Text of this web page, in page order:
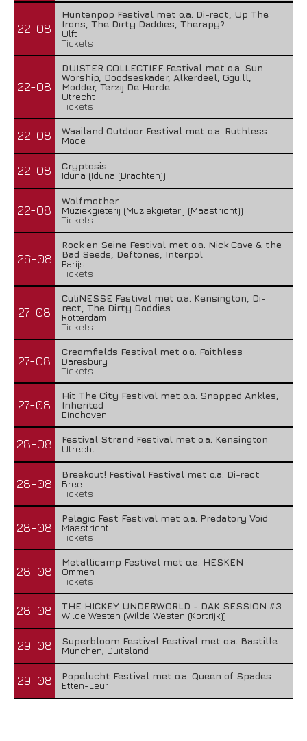
22-08
Huntenpop Festival met o.a. Di-rect, Up The
Irons, The Dirty Daddies, Therapy?
Ulft
Tickets
22-08
DUISTER COLLECTIEF Festival met o.a. Sun
Worship, Doodseskader, Alkerdeel, Ggu:ll,
Modder, Terzij De Horde
Utrecht
Tickets
22-08
Waailand Outdoor Festival met o.a. Ruthless
Made
22-08
Cryptosis
Iduna (Iduna (Drachten))
22-08
Wolfmother
Muziekgieterij (Muziekgieterij (Maastricht))
Tickets
26-08
Rock en Seine Festival met o.a. Nick Cave & the
Bad Seeds, Deftones, Interpol
Parijs
Tickets
27-08
CuliNESSE Festival met o.a. Kensington, Di-
rect, The Dirty Daddies
Rotterdam
Tickets
27-08
Creamfields Festival met o.a. Faithless
Daresbury
Tickets
27-08
Hit The City Festival met o.a. Snapped Ankles,
Inherited
Eindhoven
28-08
Festival Strand Festival met o.a. Kensington
Utrecht
28-08
Breekout! Festival Festival met o.a. Di-rect
Bree
Tickets
28-08
Pelagic Fest Festival met o.a. Predatory Void
Maastricht
Tickets
28-08
Metallicamp Festival met o.a. HESKEN
Ommen
Tickets
28-08
THE HICKEY UNDERWORLD - DAK SESSION #3
Wilde Westen (Wilde Westen (Kortrijk))
29-08
Superbloom Festival Festival met o.a. Bastille
Munchen, Duitsland
29-08
Popelucht Festival met o.a. Queen of Spades
Etten-Leur